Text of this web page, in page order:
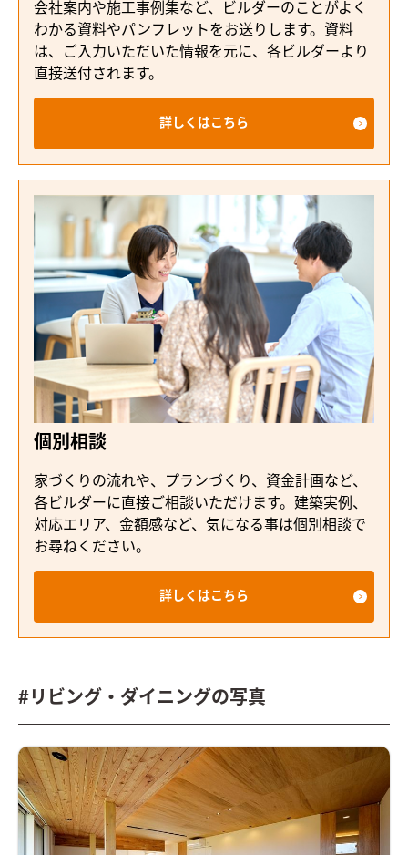
会社案内や施工事例集など、ビルダーのことがよく
わかる資料やパンフレットをお送りします。資料
は、ご入力いただいた情報を元に、各ビルダーより
直接送付されます。
詳しくはこちら
個別相談
家づくりの流れや、プランづくり、資金計画など、
各ビルダーに直接ご相談いただけます。建築実例、
対応エリア、金額感など、気になる事は個別相談で
お尋ねください。
詳しくはこちら
#リビング・ダイニングの写真